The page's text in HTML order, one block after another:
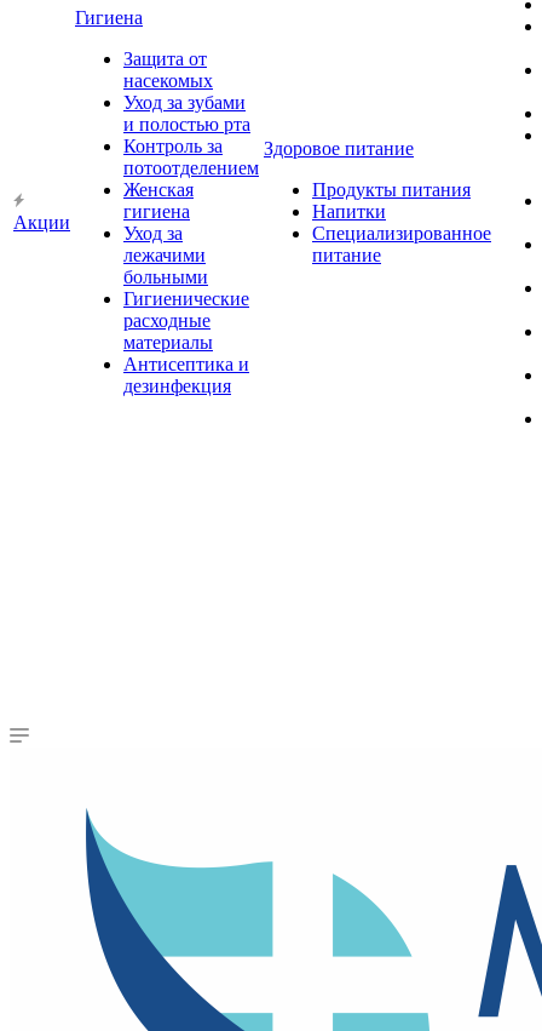
Акции
Гигиена
Защита от
насекомых
Уход за зубами
и полостью рта
Контроль за
потоотделением
Женская
гигиена
Уход за
лежачими
больными
Гигиенические
расходные
материалы
Антисептика и
дезинфекция
Здоровое питание
Продукты питания
Напитки
Специализированное
питание